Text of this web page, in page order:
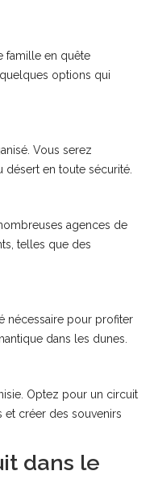
famille en quête
options qui
Vous serez
désert en toute sécurité.
agences de
telles que des
nécessaire pour profiter
dans les dunes.
Optez pour un circuit
et créer des souvenirs
dans le